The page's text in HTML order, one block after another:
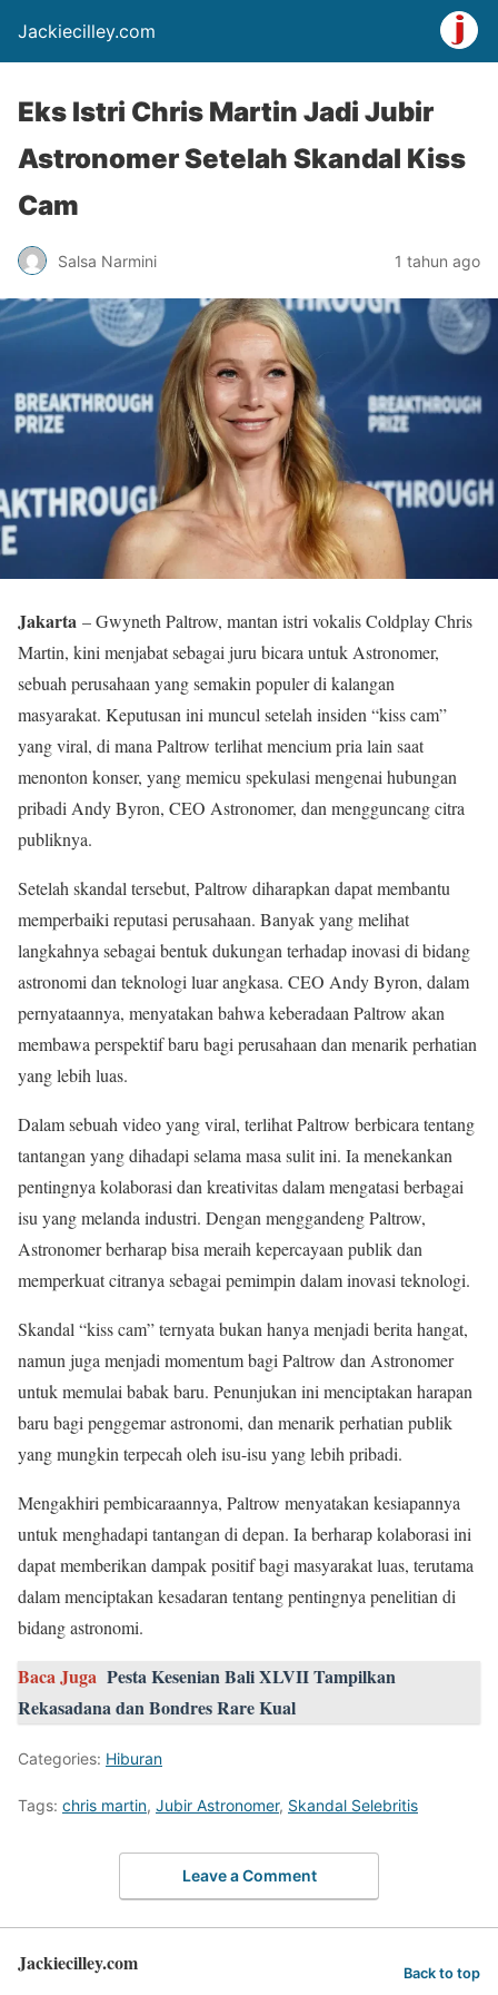
Jackiecilley.com
Eks Istri Chris Martin Jadi Jubir
Astronomer Setelah Skandal Kiss
Cam
Salsa Narmini 1 tahun ago
Jakarta – Gwyneth Paltrow, mantan istri vokalis Coldplay Chris
Martin, kini menjabat sebagai juru bicara untuk Astronomer,
sebuah perusahaan yang semakin populer di kalangan
masyarakat. Keputusan ini muncul setelah insiden “kiss cam”
yang viral, di mana Paltrow terlihat mencium pria lain saat
menonton konser, yang memicu spekulasi mengenai hubungan
pribadi Andy Byron, CEO Astronomer, dan mengguncang citra
publiknya.
Setelah skandal tersebut, Paltrow diharapkan dapat membantu
memperbaiki reputasi perusahaan. Banyak yang melihat
langkahnya sebagai bentuk dukungan terhadap inovasi di bidang
astronomi dan teknologi luar angkasa. CEO Andy Byron, dalam
pernyataannya, menyatakan bahwa keberadaan Paltrow akan
membawa perspektif baru bagi perusahaan dan menarik perhatian
yang lebih luas.
Dalam sebuah video yang viral, terlihat Paltrow berbicara tentang
tantangan yang dihadapi selama masa sulit ini. Ia menekankan
pentingnya kolaborasi dan kreativitas dalam mengatasi berbagai
isu yang melanda industri. Dengan menggandeng Paltrow,
Astronomer berharap bisa meraih kepercayaan publik dan
memperkuat citranya sebagai pemimpin dalam inovasi teknologi.
Skandal “kiss cam” ternyata bukan hanya menjadi berita hangat,
namun juga menjadi momentum bagi Paltrow dan Astronomer
untuk memulai babak baru. Penunjukan ini menciptakan harapan
baru bagi penggemar astronomi, dan menarik perhatian publik
yang mungkin terpecah oleh isu-isu yang lebih pribadi.
Mengakhiri pembicaraannya, Paltrow menyatakan kesiapannya
untuk menghadapi tantangan di depan. Ia berharap kolaborasi ini
dapat memberikan dampak positif bagi masyarakat luas, terutama
dalam menciptakan kesadaran tentang pentingnya penelitian di
bidang astronomi.
Baca Juga Pesta Kesenian Bali XLVII Tampilkan
Rekasadana dan Bondres Rare Kual
Categories: Hiburan
Tags: chris martin, Jubir Astronomer, Skandal Selebritis
Leave a Comment
Jackiecilley.com Back to top